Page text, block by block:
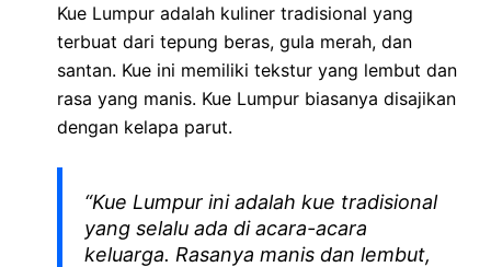
Kue Lumpur adalah kuliner tradisional yang
terbuat dari tepung beras, gula merah, dan
santan. Kue ini memiliki tekstur yang lembut dan
rasa yang manis. Kue Lumpur biasanya disajikan
dengan kelapa parut.
“Kue Lumpur ini adalah kue tradisional
yang selalu ada di acara-acara
keluarga. Rasanya manis dan lembut,